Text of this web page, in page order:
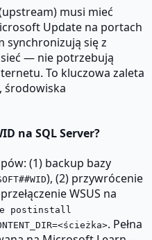
musi mieć
Update na portach
synchronizują się z
— nie potrzebują
To kluczowa zaleta
środowiska
na SQL Server?
(1) backup bazy
), (2) przywrócenie
WSUS na
postinstall
. Pełna